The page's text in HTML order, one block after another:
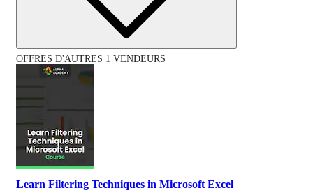
OFFRES D'AUTRES 1 VENDEURS
Learn Filtering Techniques in Microsoft Excel